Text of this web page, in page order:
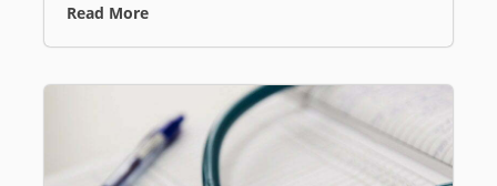
Read More